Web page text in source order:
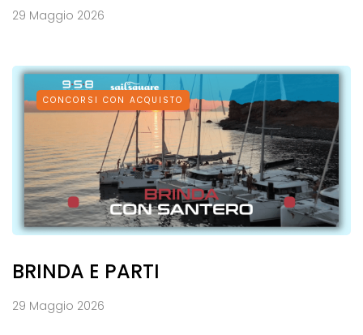
29 Maggio 2026
CONCORSI CON ACQUISTO
BRINDA E PARTI
29 Maggio 2026